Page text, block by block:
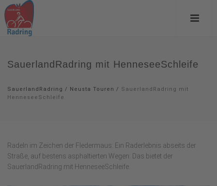
SauerlandRadring mit HenneseeSchleife
SauerlandRadring / Neusta Touren / SauerlandRadring mit
HenneseeSchleife
Radeln im Zeichen der Fledermaus: Ein Raderlebnis abseits der
Straße, auf bestens asphaltierten Wegen: Das bietet der
SauerlandRadring mit HenneseeSchleife.